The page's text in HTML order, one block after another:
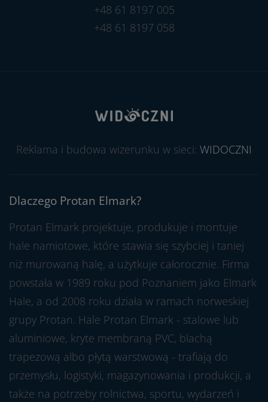
+48 61 8197 005
+48 61 8197 058
Reklama i budowa wizerunku w sieci: WIDOCZNI
Dlaczego Protan Elmark?
Protan Elmark projektuje, produkuje i montuje
hale namiotowe, które stawia się szybciej i taniej
niż murowaną halę, a użytkuje całorocznie. Firma
powstała w 1989 roku pod Poznaniem jako Elmark
Hale, a od 2008 roku działa w ramach norweskiej
grupy Protan. Hale Protan Elmark - stalowe lub
aluminiowe, kryte membraną PVC, blachą
trapezową albo płytą warstwową - trafiają do
przemysłu, logistyki, magazynowania i produkcji, a
także na potrzeby rolnictwa, sportu, wydarzeń i